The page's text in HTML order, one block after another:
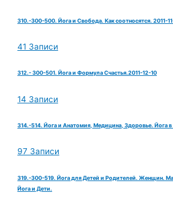
310.-300-500. Йога и Свобода. Как соотносятся. 2011-
41 Записи
312.- 300-501. Йога и Формула Счастья.2011-12-10
14 Записи
314.-514. Йога и Анатомия, Медицина, Здоровье. Йога
97 Записи
319.-300-519. Йога для Детей и Родителей. Женщин.
Йога и Дети.